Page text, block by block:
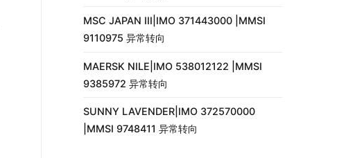
MSC JAPAN III|IMO 371443000 |MMSI
9110975 异常转向
MAERSK NILE|IMO 538012122 |MMSI
9385972 异常转向
SUNNY LAVENDER|IMO 372570000
|MMSI 9748411 异常转向